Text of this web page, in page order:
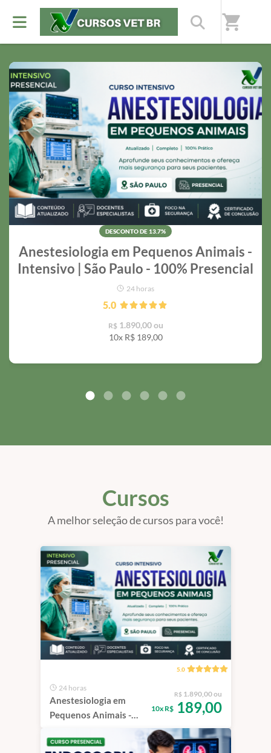
shopping_cart
Nossos destaques
Preços especiais por tempo limitado
DESCONTO DE 13.7%
Anestesiologia em Pequenos Animais -
Intensivo | São Paulo - 100% Presencial
24 horas
5.0
R$1.890,00 ou
10x R$189,00
Cursos
A melhor seleção de cursos para você!
5.0
24 horas
Anestesiologia em
Pequenos Animais -
Intensivo | São Paulo -
100% Presencial
R$ 1.890,00 ou
10x R$189,00